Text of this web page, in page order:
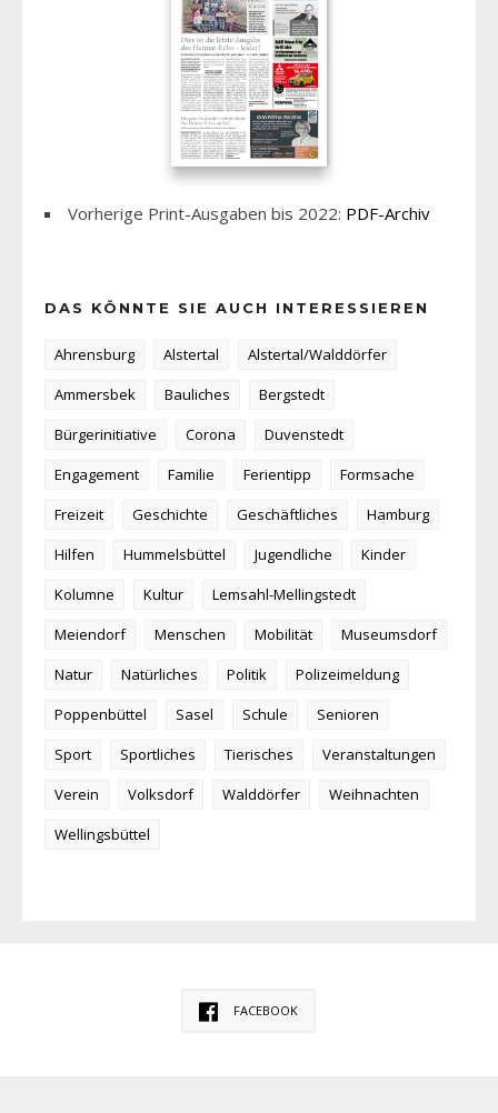
Vorherige Print-Ausgaben bis 2022: PDF-Archiv
DAS KÖNNTE SIE AUCH INTERESSIEREN
Ahrensburg Alstertal
Alstertal/Walddörfer
Ammersbek
Bauliches
Bergstedt
Bürgerinitiative
Corona
Duvenstedt
Engagement
Familie Ferientipp
Formsache
Freizeit
Geschichte Geschäftliches
Hamburg
Hilfen
Hummelsbüttel Jugendliche
Kinder
Kolumne
Kultur
Lemsahl-Mellingstedt
Meiendorf
Menschen Mobilität
Museumsdorf
Natur
Natürliches Politik
Polizeimeldung
Poppenbüttel
Sasel Schule
Senioren
Sport
Sportliches Tierisches
Veranstaltungen
Verein
Volksdorf Walddörfer
Weihnachten
Wellingsbüttel
FACEBOOK